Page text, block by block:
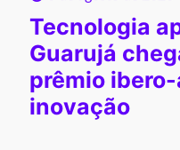
Tecnologia
Guarujá
prêmio
inovação